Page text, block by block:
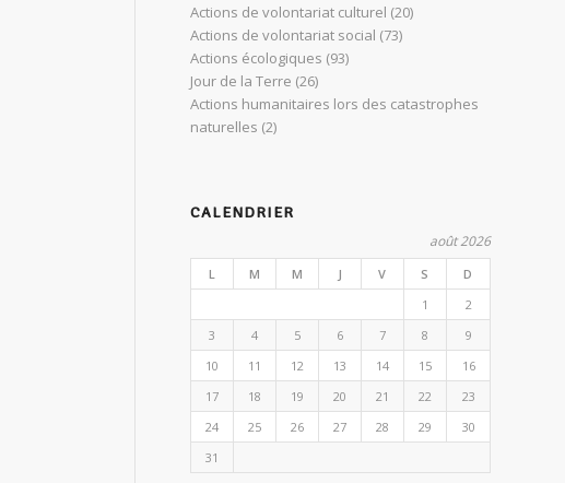
Actions de volontariat culturel (20)
Actions de volontariat social (73)
Actions écologiques (93)
Jour de la Terre (26)
Actions humanitaires lors des catastrophes
naturelles (2)
CALENDRIER
août 2026
L M M J V S
D
1
2
3
4 5 6 7 8
9
10
11 12 13 14 15
16
17
18 19 20 21 22
23
24
25 26 27 28 29
30
31